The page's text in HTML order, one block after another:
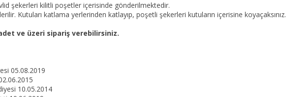
şekerleri kilitli poşetler içerisinde gönderilmektedir.
Kutuları katlama yerlerinden katlayıp, poşetli şekerleri kutuların içerisine koyaçaksınız.
ve üzeri sipariş verebilirsiniz.
05.08.2019
10.05.2014